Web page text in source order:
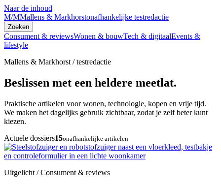
Naar de inhoud
M/MMallens & Markhorstonafhankelijke testredactie
Zoeken
Consument & reviewsWonen & bouwTech & digitaalEvents &
lifestyle
Mallens & Markhorst / testredactie
Beslissen met een heldere meetlat.
Praktische artikelen voor wonen, technologie, kopen en vrije tijd.
We maken het dagelijks gebruik zichtbaar, zodat je zelf beter kunt
kiezen.
Actuele dossiers15onafhankelijke artikelen
Uitgelicht / Consument & reviews